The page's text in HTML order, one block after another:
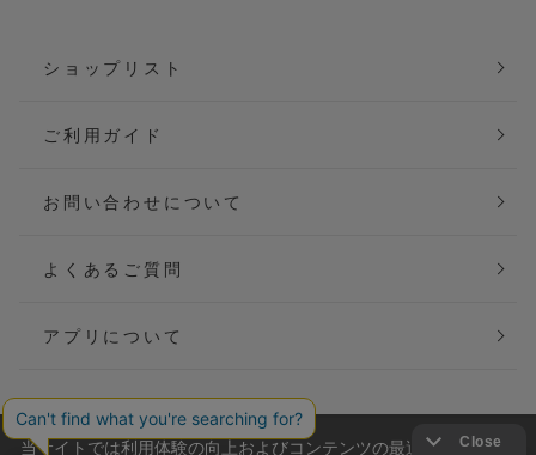
ショップリスト
ご利用ガイド
お問い合わせについて
よくあるご質問
アプリについて
当サイトでは利用体験の向上およびコンテンツの最適な提供、ト